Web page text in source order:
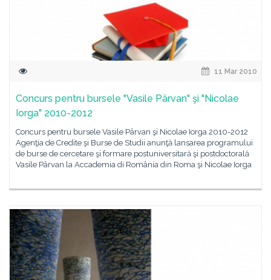
11 Mar 2010
Concurs pentru bursele "Vasile Pârvan" şi "Nicolae
Iorga" 2010-2012
Concurs pentru bursele Vasile Pârvan şi Nicolae Iorga 2010-2012
Agenţia de Credite şi Burse de Studii anunţă lansarea programului
de burse de cercetare şi formare postuniversitară şi postdoctorală
Vasile Pârvan la Accademia di România din Roma şi Nicolae Iorga